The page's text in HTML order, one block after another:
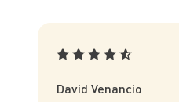
David Venancio